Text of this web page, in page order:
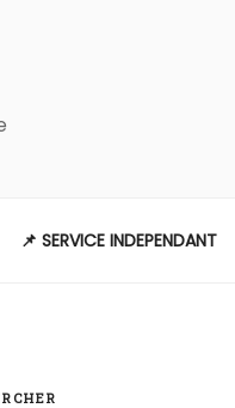
📌 SERVICE INDEPENDANT